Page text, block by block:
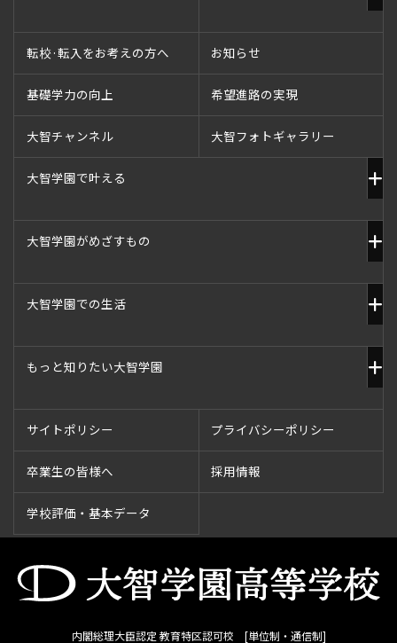
転校·転入をお考えの方へ お知らせ
基礎学力の向上 希望進路の実現
大智チャンネル 大智フォトギャラリー
大智学園で叶える
大智学園がめざすもの
大智学園での生活
もっと知りたい大智学園
サイトポリシー プライバシーポリシー
卒業生の皆様へ 採用情報
学校評価・基本データ
内閣総理大臣認定 教育特区認可校 [単位制・通信制]